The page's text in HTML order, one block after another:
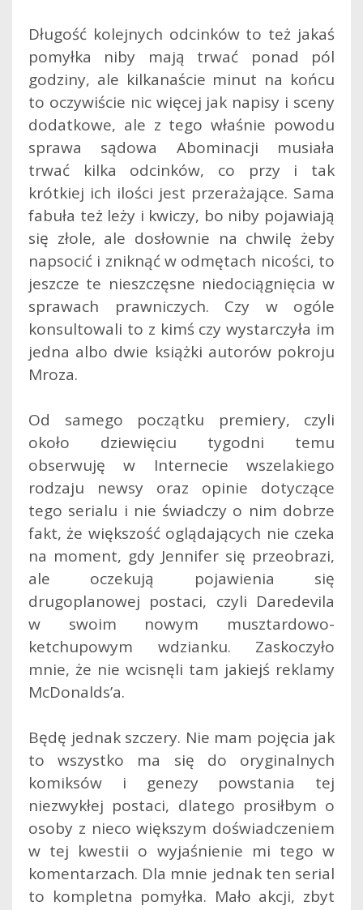
Długość kolejnych odcinków to też jakaś
pomyłka niby mają trwać ponad pól
godziny, ale kilkanaście minut na końcu
to oczywiście nic więcej jak napisy i sceny
dodatkowe, ale z tego właśnie powodu
sprawa sądowa Abominacji musiała
trwać kilka odcinków, co przy i tak
krótkiej ich ilości jest przerażające. Sama
fabuła też leży i kwiczy, bo niby pojawiają
się złole, ale dosłownie na chwilę żeby
napsocić i zniknąć w odmętach nicości, to
jeszcze te nieszczęsne niedociągnięcia w
sprawach prawniczych. Czy w ogóle
konsultowali to z kimś czy wystarczyła im
jedna albo dwie książki autorów pokroju
Mroza.
Od samego początku premiery, czyli
około dziewięciu tygodni temu
obserwuję w Internecie wszelakiego
rodzaju newsy oraz opinie dotyczące
tego serialu i nie świadczy o nim dobrze
fakt, że większość oglądających nie czeka
na moment, gdy Jennifer się przeobrazi,
ale oczekują pojawienia się
drugoplanowej postaci, czyli Daredevila
w swoim nowym musztardowo-
ketchupowym wdzianku. Zaskoczyło
mnie, że nie wcisnęli tam jakiejś reklamy
McDonalds’a.
Będę jednak szczery. Nie mam pojęcia jak
to wszystko ma się do oryginalnych
komiksów i genezy powstania tej
niezwykłej postaci, dlatego prosiłbym o
osoby z nieco większym doświadczeniem
w tej kwestii o wyjaśnienie mi tego w
komentarzach. Dla mnie jednak ten serial
to kompletna pomyłka. Mało akcji, zbyt